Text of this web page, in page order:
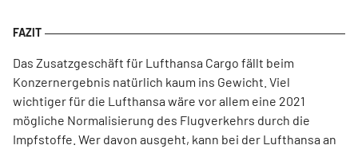
Das Zusatzgeschäft für Lufthansa Cargo fällt beim
Konzernergebnis natürlich kaum ins Gewicht. Viel
wichtiger für die Lufthansa wäre vor allem eine 2021
mögliche Normalisierung des Flugverkehrs durch die
Impfstoffe. Wer davon ausgeht, kann bei der Lufthansa an